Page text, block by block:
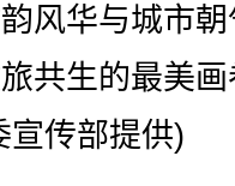
风华与城市
共生的最美
宣传部提供)